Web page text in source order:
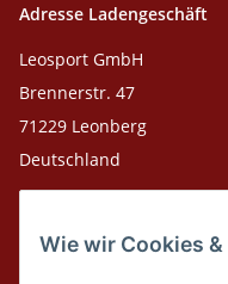
Wie wir Cookies
Adresse Ladengeschäft
Leosport GmbH
Brennerstr. 47
71229 Leonberg
Deutschland
Leosport GmbH